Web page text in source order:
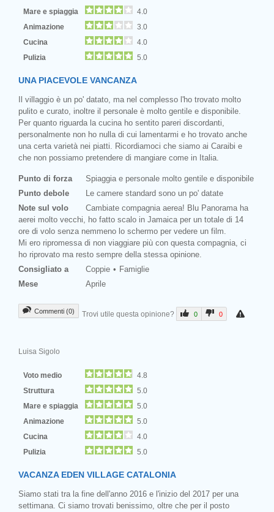
Mare e spiaggia
4.0
Animazione
3.0
Cucina
4.0
Pulizia
5.0
UNA PIACEVOLE VANCANZA
Il villaggio è un po' datato, ma nel complesso l'ho trovato molto
pulito e curato, inoltre il personale è molto gentile e disponibile.
Per quanto riguarda la cucina ho sentito pareri discordanti,
personalmente non ho nulla di cui lamentarmi e ho trovato anche
una certa varietà nei piatti. Ricordiamoci che siamo ai Caraibi e
che non possiamo pretendere di mangiare come in Italia.
Punto di forza
Spiaggia e personale molto gentile e disponibile
Punto debole
Le camere standard sono un po' datate
Note sul volo
Cambiate compagnia aerea! Blu Panorama ha
aerei molto vecchi, ho fatto scalo in Jamaica per un totale di 14
ore di volo senza nemmeno lo schermo per vedere un film.
Mi ero ripromessa di non viaggiare più con questa compagnia, ci
ho riprovato ma resto sempre della stessa opinione.
Consigliato a
Coppie
Famiglie
Mese
Aprile
Commenti (0) Trovi utile questa opinione? 0 0
Luisa Sigolo
Voto medio
4.8
Struttura
5.0
Mare e spiaggia
5.0
Animazione
5.0
Cucina
4.0
Pulizia
5.0
VACANZA EDEN VILLAGE CATALONIA
Siamo stati tra la fine dell'anno 2016 e l'inizio del 2017 per una
settimana. Ci siamo trovati benissimo, oltre che per il posto